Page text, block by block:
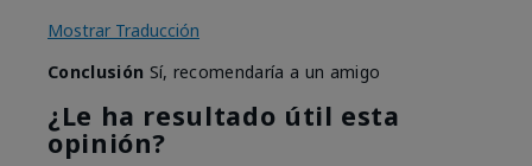
Mostrar Traducción
Conclusión Sí, recomendaría a un amigo
¿Le ha resultado útil esta
opinión?